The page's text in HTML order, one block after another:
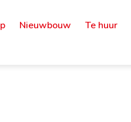
Nieuwbouw Te huur